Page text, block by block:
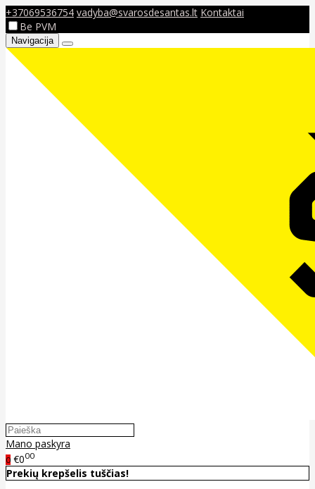
+37069536754 vadyba@svarosdesantas.lt Kontaktai
Be PVM
Navigacija
Mano paskyra
0 €000
Prekių krepšelis tuščias!